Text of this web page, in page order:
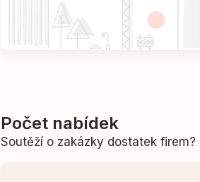
Počet nabídek
Soutěží o zakázky dostatek firem?